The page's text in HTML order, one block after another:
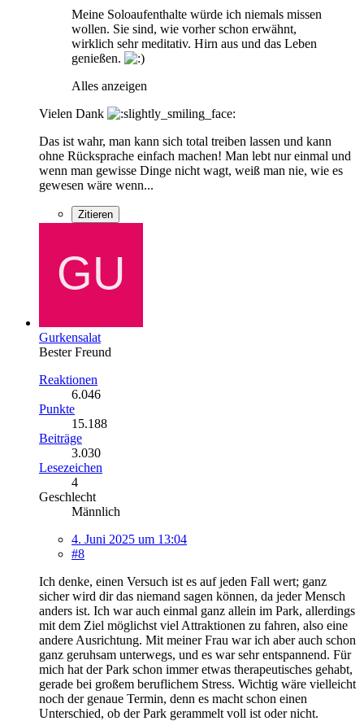
Meine Soloaufenthalte würde ich niemals missen
wollen. Sie sind, wie vorher schon erwähnt,
wirklich sehr meditativ. Hirn aus und das Leben
genießen.
Alles anzeigen
Vielen Dank
Das ist wahr, man kann sich total treiben lassen und kann
ohne Rücksprache einfach machen! Man lebt nur einmal und
wenn man gewisse Dinge nicht wagt, weiß man nie, wie es
gewesen wäre wenn...
Zitieren
Gurkensalat
Bester Freund
Reaktionen
6.046
Punkte
15.188
Beiträge
3.030
Lesezeichen
4
Geschlecht
Männlich
4. Juni 2025 um 13:04
#8
Ich denke, einen Versuch ist es auf jeden Fall wert; ganz
sicher wird dir das niemand sagen können, da jeder Mensch
anders ist. Ich war auch einmal ganz allein im Park, allerdings
mit dem Ziel möglichst viel Attraktionen zu fahren, also eine
andere Ausrichtung. Mit meiner Frau war ich aber auch schon
ganz geruhsam unterwegs, und es war sehr entspannend. Für
mich hat der Park schon immer etwas therapeutisches gehabt,
gerade bei großem beruflichem Stress. Wichtig wäre vielleicht
noch der genaue Termin, denn es macht schon einen
Unterschied, ob der Park gerammelt voll ist oder nicht.